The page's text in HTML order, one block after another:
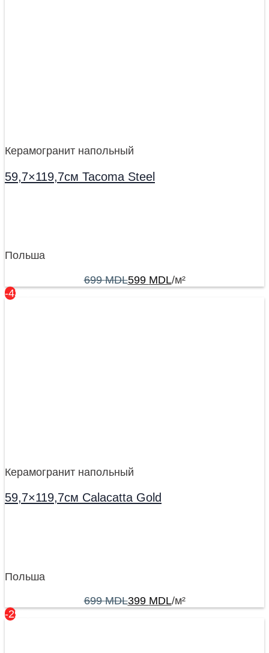
Керамогранит напольный
59,7×119,7см Tacoma Steel
Польша
699MDL599 MDL/м²
-43%
Керамогранит напольный
59,7×119,7см Calacatta Gold
Польша
699MDL399 MDL/м²
-29%